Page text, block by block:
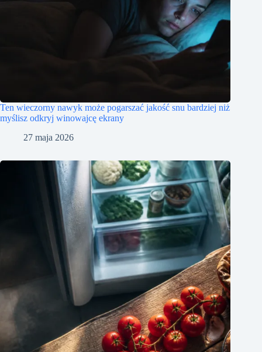
Ten wieczorny nawyk może pogarszać jakość snu bardziej niż
myślisz odkryj winowajcę ekrany
27 maja 2026